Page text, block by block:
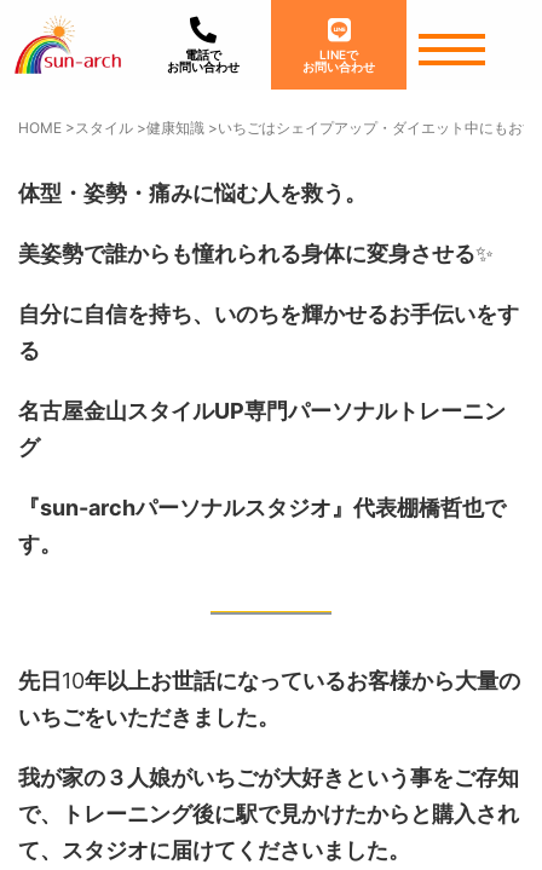
電話で
お問い合わせ
LINEで
お問い合わせ
HOME > スタイル >健康知識 >いちごはシェイプアップ・ダイエット中にもおす
体型・姿勢・痛みに悩む人を救う。
美姿勢で誰からも憧れられる身体に変身させる✨
自分に自信を持ち、いのちを輝かせるお手伝いをす
る
名古屋金山スタイルUP専門パーソナルトレーニン
グ
『sun-archパーソナルスタジオ』代表棚橋哲也で
す。
先日 10年以上お世話になっているお客様から大量の
いちごをいただきました。
我が家の３人娘がいちごが大好きという事をご存知
で、トレーニング後に駅で見かけたからと購入され
て、スタジオに届けてくださいました。